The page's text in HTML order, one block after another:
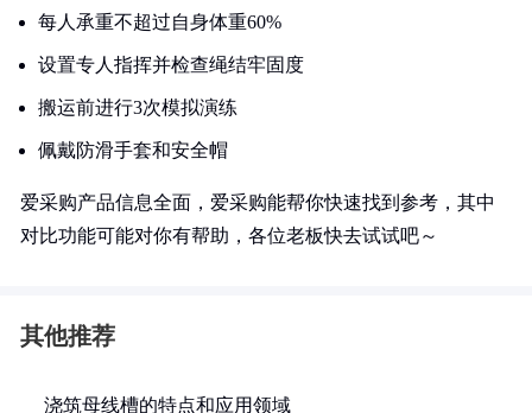
每人承重不超过自身体重60%
设置专人指挥并检查绳结牢固度
搬运前进行3次模拟演练
佩戴防滑手套和安全帽
爱采购产品信息全面，爱采购能帮你快速找到参考，其中
对比功能可能对你有帮助，各位老板快去试试吧～
其他推荐
浇筑母线槽的特点和应用领域